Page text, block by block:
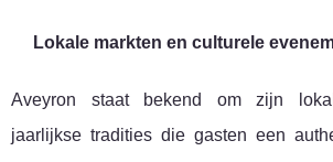
Lokale markten en culturele
Aveyron staat bekend om zijn
jaarlijkse tradities die gasten een